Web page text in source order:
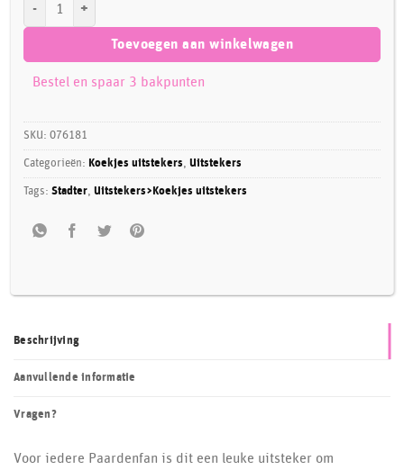
Toevoegen aan winkelwagen
Bestel en spaar 3 bakpunten
SKU:076181
Categorieën: Koekjes uitstekers,Uitstekers
Tags:Stadter,Uitstekers>Koekjes uitstekers
Beschrijving
Aanvullende informatie
Vragen?
Voor iedere Paardenfan is dit een leuke uitsteker om